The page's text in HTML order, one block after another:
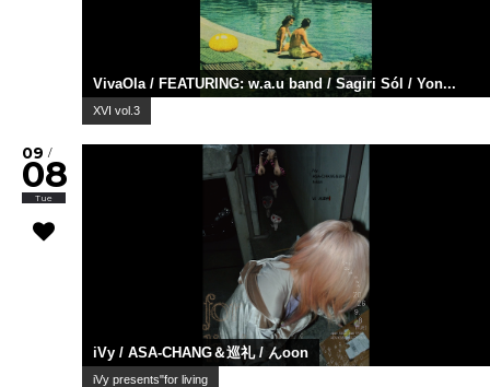
VivaOla / FEATURING: w.a.u band / Sagiri Sól / Yon...
XVI vol.3
09 /
08
Tue
iVy / ASA-CHANG＆巡礼 / んoon
iVy presents"for living